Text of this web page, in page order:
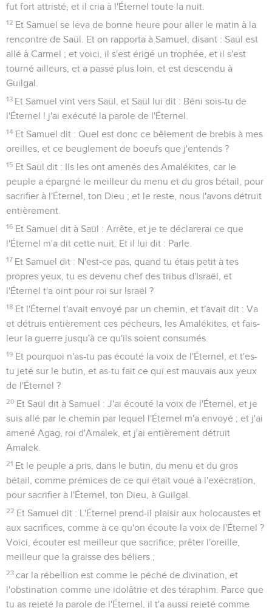
fut fort attristé, et il cria à l'Éternel toute la nuit.
12 Et Samuel se leva de bonne heure pour aller le matin à la
rencontre de Saül. Et on rapporta à Samuel, disant : Saül est
allé à Carmel ; et voici, il s'est érigé un trophée, et il s'est
tourné ailleurs, et a passé plus loin, et est descendu à
Guilgal.
13 Et Samuel vint vers Saül, et Saül lui dit : Béni sois-tu de
l'Éternel ! j'ai exécuté la parole de l'Éternel.
14 Et Samuel dit : Quel est donc ce bêlement de brebis à mes
oreilles, et ce beuglement de boeufs que j'entends ?
15 Et Saül dit : Ils les ont amenés des Amalékites, car le
peuple a épargné le meilleur du menu et du gros bétail, pour
sacrifier à l'Éternel, ton Dieu ; et le reste, nous l'avons détruit
entièrement.
16 Et Samuel dit à Saül : Arrête, et je te déclarerai ce que
l'Éternel m'a dit cette nuit. Et il lui dit : Parle.
17 Et Samuel dit : N'est-ce pas, quand tu étais petit à tes
propres yeux, tu es devenu chef des tribus d'Israël, et
l'Éternel t'a oint pour roi sur Israël ?
18 Et l'Éternel t'avait envoyé par un chemin, et t'avait dit : Va
et détruis entièrement ces pécheurs, les Amalékites, et fais-
leur la guerre jusqu'à ce qu'ils soient consumés.
19 Et pourquoi n'as-tu pas écouté la voix de l'Éternel, et t'es-
tu jeté sur le butin, et as-tu fait ce qui est mauvais aux yeux
de l'Éternel ?
20 Et Saül dit à Samuel : J'ai écouté la voix de l'Éternel, et je
suis allé par le chemin par lequel l'Éternel m'a envoyé ; et j'ai
amené Agag, roi d'Amalek, et j'ai entièrement détruit
Amalek.
21 Et le peuple a pris, dans le butin, du menu et du gros
bétail, comme prémices de ce qui était voué à l'exécration,
pour sacrifier à l'Éternel, ton Dieu, à Guilgal.
22 Et Samuel dit : L'Éternel prend-il plaisir aux holocaustes et
aux sacrifices, comme à ce qu'on écoute la voix de l'Éternel ?
Voici, écouter est meilleur que sacrifice, prêter l'oreille,
meilleur que la graisse des béliers ;
23 car la rébellion est comme le péché de divination, et
l'obstination comme une idolâtrie et des téraphim. Parce que
tu as rejeté la parole de l'Éternel, il t'a aussi rejeté comme